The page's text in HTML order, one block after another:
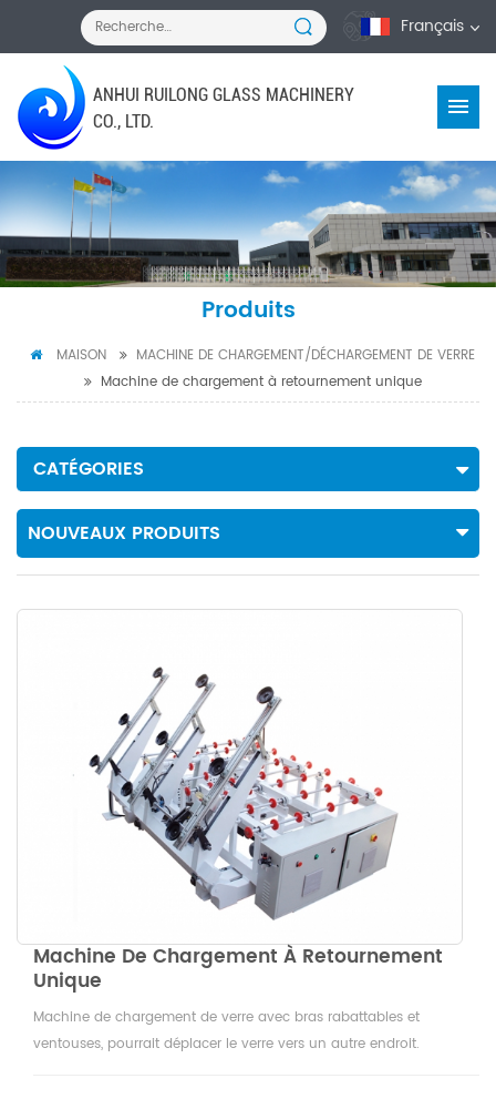
Français
ANHUI RUILONG GLASS MACHINERY
CO., LTD.
Produits
MAISON
MACHINE DE CHARGEMENT/DÉCHARGEMENT DE VERRE
Machine de chargement à retournement unique
CATÉGORIES
NOUVEAUX PRODUITS
Machine De Chargement À Retournement
Unique
Machine de chargement de verre avec bras rabattables et
ventouses, pourrait déplacer le verre vers un autre endroit.